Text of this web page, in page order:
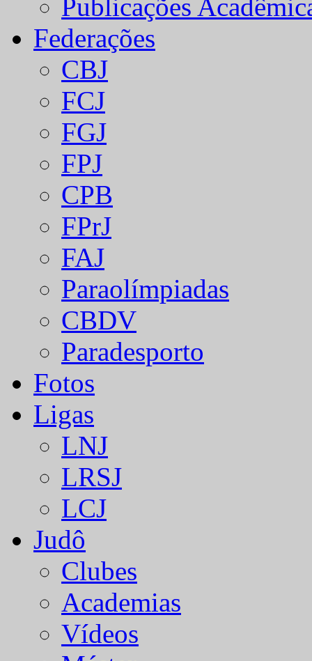
Publicações
Federações
CBJ
FCJ
FGJ
FPJ
CPB
FPrJ
FAJ
Paraolímpiadas
CBDV
Paradesporto
Fotos
Ligas
LNJ
LRSJ
LCJ
Judô
Clubes
Academias
Vídeos